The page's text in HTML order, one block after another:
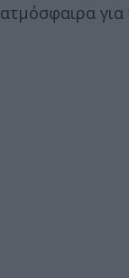
ατμόσφαιρα